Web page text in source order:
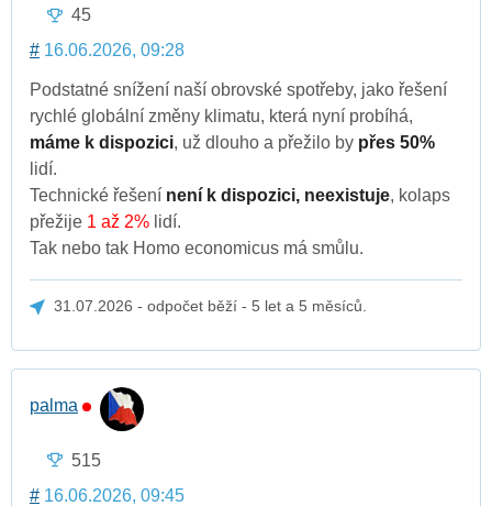
45
# 16.06.2026, 09:28
Podstatné snížení naší obrovské spotřeby, jako řešení
rychlé globální změny klimatu, která nyní probíhá,
máme k dispozici, už dlouho a přežilo by přes 50%
lidí.
Technické řešení není k dispozici, neexistuje, kolaps
přežije 1 až 2% lidí.
Tak nebo tak Homo economicus má smůlu.
31.07.2026 - odpočet běží - 5 let a 5 měsíců.
palma
515
# 16.06.2026, 09:45